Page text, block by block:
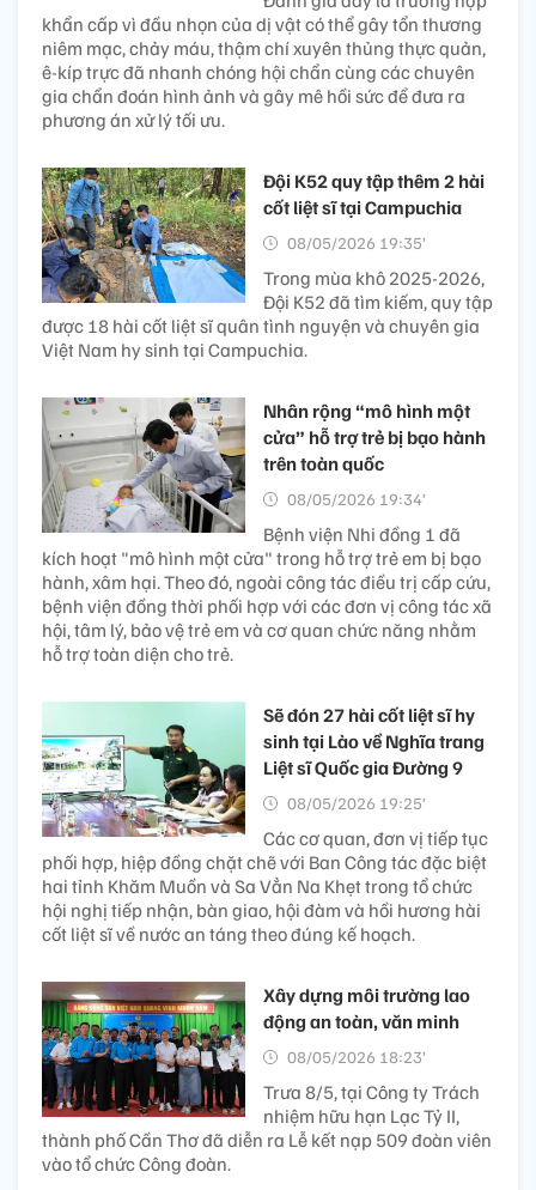
khẩn cấp vì đầu nhọn của dị vật có thể gây tổn thương
niêm mạc, chảy máu, thậm chí xuyên thủng thực quản,
ê-kíp trực đã nhanh chóng hội chẩn cùng các chuyên
gia chẩn đoán hình ảnh và gây mê hồi sức để đưa ra
phương án xử lý tối ưu.
Đội K52 quy tập thêm 2 hài
cốt liệt sĩ tại Campuchia
08/05/2026 19:35’
Trong mùa khô 2025-2026,
Đội K52 đã tìm kiếm, quy tập
được 18 hài cốt liệt sĩ quân tình nguyện và chuyên gia
Việt Nam hy sinh tại Campuchia.
Nhân rộng “mô hình một
cửa” hỗ trợ trẻ bị bạo hành
trên toàn quốc
08/05/2026 19:34’
Bệnh viện Nhi đồng 1 đã
kích hoạt "mô hình một cửa" trong hỗ trợ trẻ em bị bạo
hành, xâm hại. Theo đó, ngoài công tác điều trị cấp cứu,
bệnh viện đồng thời phối hợp với các đơn vị công tác xã
hội, tâm lý, bảo vệ trẻ em và cơ quan chức năng nhằm
hỗ trợ toàn diện cho trẻ.
Sẽ đón 27 hài cốt liệt sĩ hy
sinh tại Lào về Nghĩa trang
Liệt sĩ Quốc gia Đường 9
08/05/2026 19:25’
Các cơ quan, đơn vị tiếp tục
phối hợp, hiệp đồng chặt chẽ với Ban Công tác đặc biệt
hai tỉnh Khăm Muồn và Sa Vẳn Na Khẹt trong tổ chức
hội nghị tiếp nhận, bàn giao, hội đàm và hồi hương hài
cốt liệt sĩ về nước an táng theo đúng kế hoạch.
Xây dựng môi trường lao
động an toàn, văn minh
08/05/2026 18:23’
Trưa 8/5, tại Công ty Trách
nhiệm hữu hạn Lạc Tỷ II,
thành phố Cần Thơ đã diễn ra Lễ kết nạp 509 đoàn viên
vào tổ chức Công đoàn.